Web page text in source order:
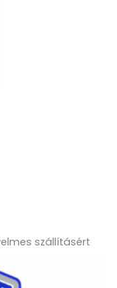
szállításért